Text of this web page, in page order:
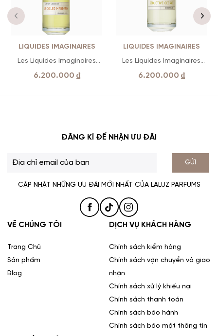
LIQUIDES IMAGINAIRES
Les Liquides Imaginaires
Upcycled Mandarin EDP
6.200.000 ₫
LIQUIDES IMAGINAIRES
Les Liquides Imaginaires
Seductive Cedrat EDP
6.200.000 ₫
ĐĂNG KÍ ĐỂ NHẬN ƯU ĐÃI
GỬI
CẬP NHẬT NHỮNG ƯU ĐÃI MỚI NHẤT CỦA LALUZ PARFUMS
VỀ CHÚNG TÔI
Trang Chủ
Sản phẩm
Blog
DỊCH VỤ KHÁCH HÀNG
Chính sách kiểm hàng
Chính sách vận chuyển và giao
nhận
Chính sách xử lý khiếu nại
Chính sách thanh toán
Chính sách bảo hành
Chính sách bảo mật thông tin